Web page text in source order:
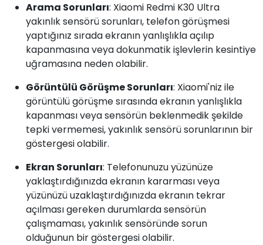
Arama Sorunları: Xiaomi Redmi K30 Ultra
yakınlık sensörü sorunları, telefon görüşmesi
yaptığınız sırada ekranın yanlışlıkla açılıp
kapanmasına veya dokunmatik işlevlerin kesintiye
uğramasına neden olabilir.
Görüntülü Görüşme Sorunları: Xiaomi'niz ile
görüntülü görüşme sırasında ekranın yanlışlıkla
kapanması veya sensörün beklenmedik şekilde
tepki vermemesi, yakınlık sensörü sorunlarının bir
göstergesi olabilir.
Ekran Sorunları: Telefonunuzu yüzünüze
yaklaştırdığınızda ekranın kararması veya
yüzünüzü uzaklaştırdığınızda ekranın tekrar
açılması gereken durumlarda sensörün
çalışmaması, yakınlık sensöründe sorun
olduğunun bir göstergesi olabilir.